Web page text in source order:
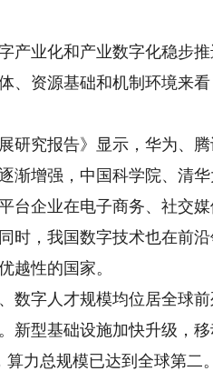
业化和产业数字化稳步推
、资源基础和机制环境来
究报告》显示，华为、腾
渐增强，中国科学院、清
台企业在电子商务、社交
时，我国数字技术也在前
越性的国家。
字人才规模均位居全球前
新型基础设施加快升级，移
力总规模已达到全球第二。